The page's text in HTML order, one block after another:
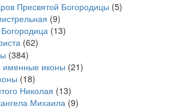
Пресвятой Богородицы (5)
(9)
(13)
(62)
(384)
иконы (21)
(18)
Николая (13)
Михаила (9)